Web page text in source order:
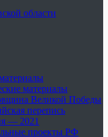
области
материалы
Великой Победы
перепись
— 2021
проекты РФ